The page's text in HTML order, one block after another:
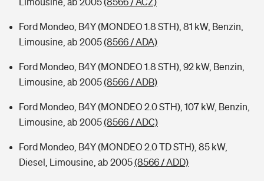
Ford Mondeo, B4Y (MONDEO 1.8 STH), 81 kW, Benzin,
Limousine, ab 2005(8566 / ADA)
Ford Mondeo, B4Y (MONDEO 1.8 STH), 92 kW, Benzin,
Limousine, ab 2005(8566 / ADB)
Ford Mondeo, B4Y (MONDEO 2.0 STH), 107 kW, Benzin,
Limousine, ab 2005(8566 / ADC)
Ford Mondeo, B4Y (MONDEO 2.0 TD STH), 85 kW,
Diesel, Limousine, ab 2005(8566 / ADD)